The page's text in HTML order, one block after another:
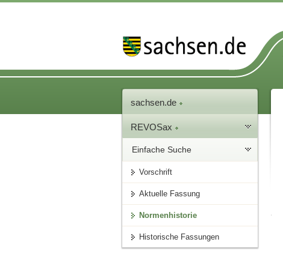
sachsen.de
REVOSax
Einfache Suche
Vorschrift
Aktuelle Fassung
Normenhistorie
Historische Fassungen